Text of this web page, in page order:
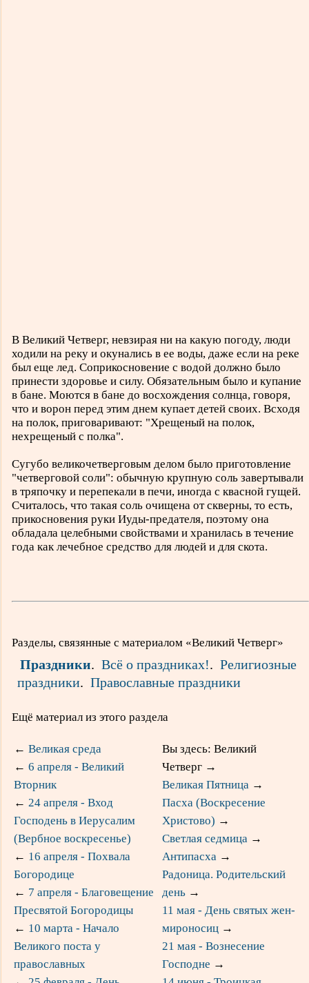
В Великий Четверг, невзирая ни на какую погоду, люди
ходили на реку и окунались в ее воды, даже если на реке
был еще лед. Соприкосновение с водой должно было
принести здоровье и силу. Обязательным было и купание
в бане. Моются в бане до восхождения солнца, говоря,
что и ворон перед этим днем купает детей своих. Всходя
на полок, приговаривают: "Хрещеный на полок,
нехрещеный с полка".
Сугубо великочетверговым делом было приготовление
"четверговой соли": обычную крупную соль завертывали
в тряпочку и перепекали в печи, иногда с квасной гущей.
Считалось, что такая соль очищена от скверны, то есть,
прикосновения руки Иуды-предателя, поэтому она
обладала целебными свойствами и хранилась в течение
года как лечебное средство для людей и для скота.
Разделы, связянные с материалом «Великий Четверг»
Праздники. Всё о праздниках!. Религиозные
праздники. Православные праздники
Ещё материал из этого раздела
← Великая среда
← 6 апреля - Великий
Вторник
← 24 апреля - Вход
Господень в Иерусалим
(Вербное воскресенье)
← 16 апреля - Похвала
Богородице
← 7 апреля - Благовещение
Пресвятой Богородицы
← 10 марта - Начало
Великого поста у
православных
Вы здесь: Великий
Четверг →
Великая Пятница →
Пасха (Воскресение
Христово) →
Светлая седмица →
Антипасха →
Радоница. Родительский
день →
11 мая - День святых жен-
мироносиц →
21 мая - Вознесение
Господне →